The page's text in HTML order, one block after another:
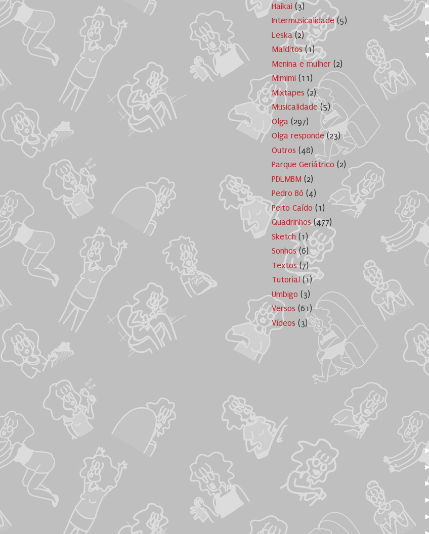
Haikai (3)
Intermusicalidade (5)
Leska (2)
Malditos (1)
Menina e mulher (2)
Mimimi (11)
Mixtapes (2)
Musicalidade (5)
Olga (297)
Olga responde (23)
Outros (48)
Parque Geriátrico (2)
PDLMBM (2)
Pedro Bó (4)
Peito Caído (1)
Quadrinhos (477)
Sketch (1)
Sonhos (6)
Textos (7)
Tutorial (1)
Umbigo (3)
Versos (61)
Vídeos (3)